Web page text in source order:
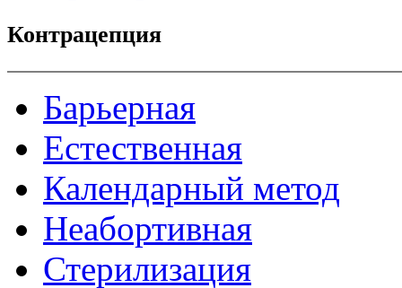
Контрацепция
Барьерная
Естественная
Календарный метод
Неабортивная
Стерилизация